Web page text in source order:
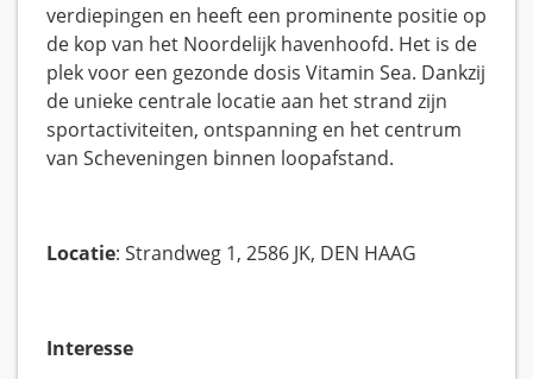
verdiepingen en heeft een prominente positie op
de kop van het Noordelijk havenhoofd. Het is de
plek voor een gezonde dosis Vitamin Sea. Dankzij
de unieke centrale locatie aan het strand zijn
sportactiviteiten, ontspanning en het centrum
van Scheveningen binnen loopafstand.
Locatie: Strandweg 1, 2586 JK, DEN HAAG
Interesse